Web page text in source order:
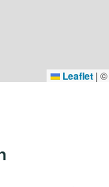
Leaflet | ©